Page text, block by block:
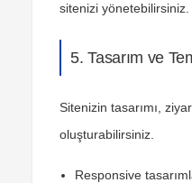
sitenizi yönetebilirsiniz.
5. Tasarım ve
Sitenizin tasarımı,
oluşturabilirsiniz.
Responsive